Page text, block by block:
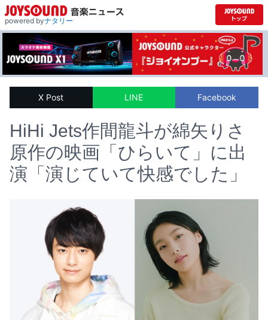
powered byナタリー
X Post LINE Facebook
HiHi Jets作間龍斗が綿矢りさ
原作の映画「ひらいて」に出
演「演じていて快感でした」